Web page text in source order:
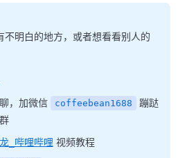
不明白的地方，或者想看看别人的
，加微信
coffeebean1688
蹦跶
_哔哩哔哩 视频教程